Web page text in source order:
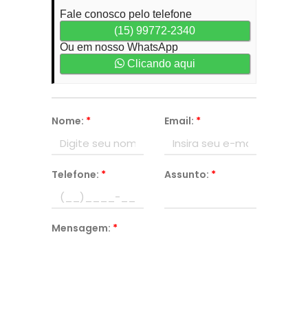
Fale conosco pelo telefone
(15) 99772-2340
Ou em nosso WhatsApp
Clicando aqui
Nome: * Email: *
Telefone: * Assunto: *
Mensagem: *